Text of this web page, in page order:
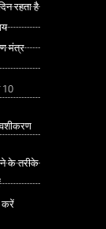
रहता है
मंत्र
10
वशीकरण
के तरीके
करें